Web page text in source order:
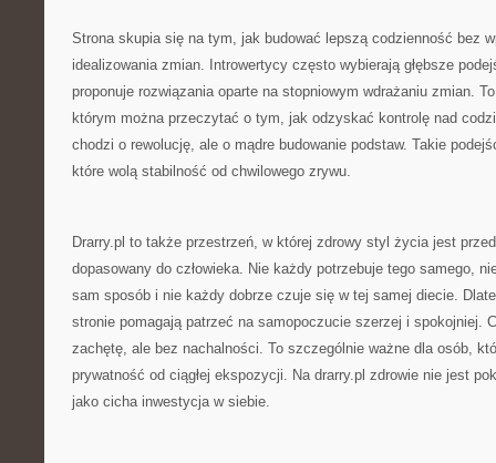
Strona skupia się na tym, jak budować lepszą codzienność bez
idealizowania zmian. Introwertycy często wybierają głębsze
proponuje rozwiązania oparte na stopniowym wdrażaniu zmian.
którym można przeczytać o tym, jak odzyskać kontrolę nad
chodzi o rewolucję, ale o mądre budowanie podstaw. Takie
które wolą stabilność od chwilowego zrywu.
Drarry.pl to także przestrzeń, w której zdrowy styl życia jest
dopasowany do człowieka. Nie każdy potrzebuje tego samego,
sam sposób i nie każdy dobrze czuje się w tej samej diecie.
stronie pomagają patrzeć na samopoczucie szerzej i spokojniej.
zachętę, ale bez nachalności. To szczególnie ważne dla osób,
prywatność od ciągłej ekspozycji. Na drarry.pl zdrowie nie jest
jako cicha inwestycja w siebie.